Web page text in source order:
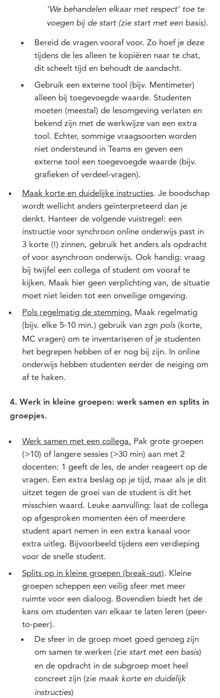
‘We behandelen elkaar met respect’ toe te
voegen bij de start (zie start met een basis).
Bereid de vragen vooraf voor. Zo hoef je deze
tijdens de les alleen te kopiëren naar te chat,
dit scheelt tijd en behoudt de aandacht.
Gebruik een externe tool (bijv. Mentimeter)
alleen bij toegevoegde waarde. Studenten
moeten (meestal) de lesomgeving verlaten en
bekend zijn met de werkwijze van een extra
tool. Echter, sommige vraagsoorten worden
niet ondersteund in Teams en geven een
externe tool een toegevoegde waarde (bijv.
grafieken of verdeel-vragen).
Maak korte en duidelijke instructies. Je boodschap
wordt wellicht anders geïnterpreteerd dan je
denkt. Hanteer de volgende vuistregel: een
instructie voor synchroon online onderwijs past in
3 korte (!) zinnen, gebruik het anders als opdracht
of voor asynchroon onderwijs. Ook handig: vraag
bij twijfel een collega of student om vooraf te
kijken. Maak hier geen verplichting van, de situatie
moet niet leiden tot een onveilige omgeving.
Pols regelmatig de stemming. Maak regelmatig
(bijv. elke 5-10 min.) gebruik van zgn pols (korte,
MC vragen) om te inventariseren of je studenten
het begrepen hebben of er nog bij zijn. In online
onderwijs hebben studenten eerder de neiging om
af te haken.
4. Werk in kleine groepen: werk samen en splits in
groepjes.
Werk samen met een collega. Pak grote groepen
(>10) of langere sessies (>30 min) aan met 2
docenten: 1 geeft de les, de ander reageert op de
vragen. Een extra beslag op je tijd, maar als je dit
uitzet tegen de groei van de student is dit het
misschien waard. Leuke aanvulling: laat de collega
op afgesproken momenten één of meerdere
student apart nemen in een extra kanaal voor
extra uitleg. Bijvoorbeeld tijdens een verdieping
voor de snelle student.
Splits op in kleine groepen (break-out). Kleine
groepen scheppen een veilig sfeer met meer
ruimte voor een dialoog. Bovendien biedt het de
kans om studenten van elkaar te laten leren (peer-
to-peer).
De sfeer in de groep moet goed genoeg zijn
om samen te werken (zie start met een basis)
en de opdracht in de subgroep moet heel
concreet zijn (zie maak korte en duidelijk
instructies)